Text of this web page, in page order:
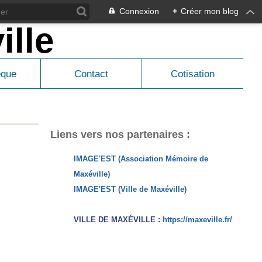
Connexion + Créer mon blog
Contact Cotisation
Liens vers nos partenaires :
IMAGE'EST (Association Mémoire de
Maxéville)
IMAGE'EST (Ville de Maxéville)
VILLE DE MAXÉVILLE : https://maxeville.fr/